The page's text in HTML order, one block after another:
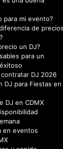
en eventos
y sonido
“muy barato”
sur CDMX
qué es mejor que